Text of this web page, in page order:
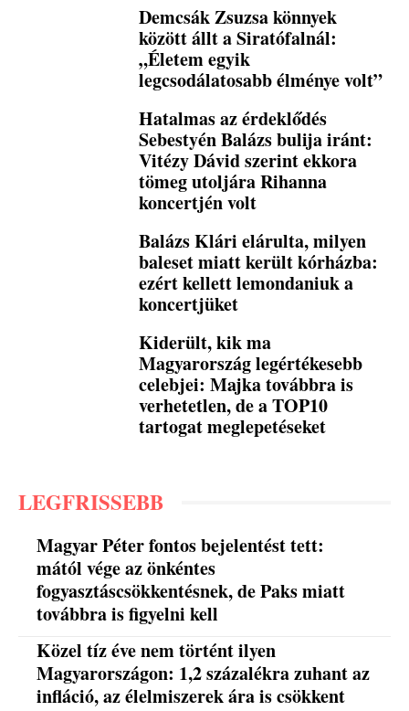
Demcsák Zsuzsa könnyek
között állt a Siratófalnál:
„Életem egyik
legcsodálatosabb élménye volt”
Hatalmas az érdeklődés
Sebestyén Balázs bulija iránt:
Vitézy Dávid szerint ekkora
tömeg utoljára Rihanna
koncertjén volt
Balázs Klári elárulta, milyen
baleset miatt került kórházba:
ezért kellett lemondaniuk a
koncertjüket
Kiderült, kik ma
Magyarország legértékesebb
celebjei: Majka továbbra is
verhetetlen, de a TOP10
tartogat meglepetéseket
LEGFRISSEBB
Magyar Péter fontos bejelentést tett:
mától vége az önkéntes
fogyasztáscsökkentésnek, de Paks miatt
továbbra is figyelni kell
Közel tíz éve nem történt ilyen
Magyarországon: 1,2 százalékra zuhant az
infláció, az élelmiszerek ára is csökkent